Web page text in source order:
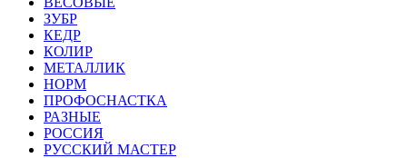
ЗУБР
КЕДР
КОЛИР
МЕТАЛЛИК
НОРМ
ПРОФОСНАСТКА
РАЗНЫЕ
РОССИЯ
РУССКИЙ МАСТЕР